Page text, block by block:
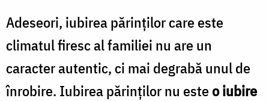
Adeseori, iubirea părinţilor care este
climatul firesc al familiei nu are un
caracter autentic, ci mai degrabă unul de
înrobire. Iubirea părinţilor nu esteo iubire